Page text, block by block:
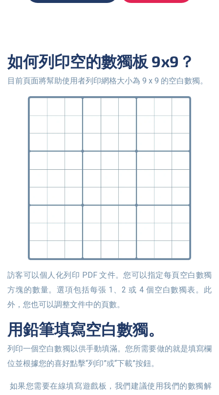
如何列印空的數獨板 9x9？
目前頁面將幫助使用者列印網格大小為 9 x 9 的空白數獨。
訪客可以個人化列印 PDF 文件。您可以指定每頁空白數獨
方塊的數量。選項包括每張 1、2 或 4 個空白數獨表。此
外，您也可以調整文件中的頁數。
用鉛筆填寫空白數獨。
列印一個空白數獨以供手動填滿。您所需要做的就是填寫欄
位並根據您的喜好點擊“列印”或“下載”按鈕。
如果您需要在線填寫遊戲板，我們建議使用我們的數獨解